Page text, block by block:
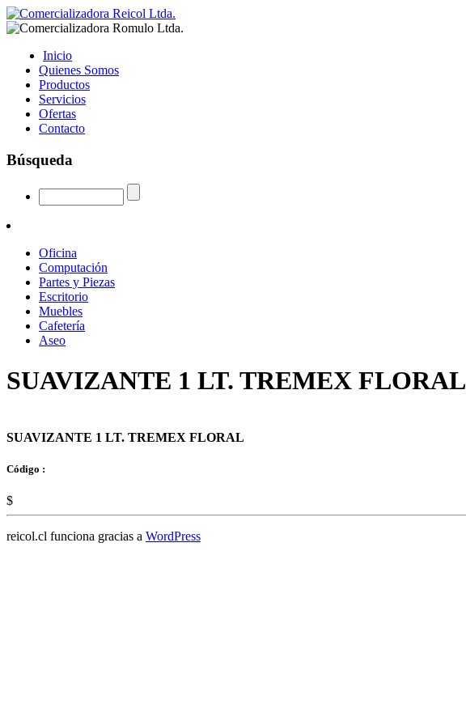
Inicio
Quienes Somos
Productos
Servicios
Ofertas
Contacto
Búsqueda
Oficina
Computación
Partes y Piezas
Escritorio
Muebles
Cafetería
Aseo
SUAVIZANTE 1 LT. TREMEX FLORAL
SUAVIZANTE 1 LT. TREMEX FLORAL
Código :
$
reicol.cl funciona gracias a WordPress